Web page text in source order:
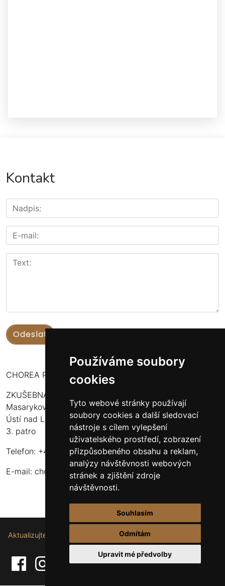
Používáme soubory
cookies
Tyto webové stránky používají
soubory cookies a další sledovací
nástroje s cílem vylepšení
uživatelského prostředí, zobrazení
přizpůsobeného obsahu a reklam,
analýzy návštěvnosti webových
stránek a zjištění zdroje
návštěvnosti.
Souhlasím
Odmítám
Upravit mé předvolby
Kontakt
CHOREA PUERI USTENSIS
ZKUŠEBNA:
Masarykova 316
Ústí nad Labem - Bukov Rondel
3. patro
Telefon: +420 608 916 320
E-mail: choreapueriustensis@centrum.cz
Aktualizujte nastavení souborů cookie.